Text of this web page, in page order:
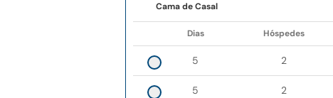
Cama de Casal
Dias Hóspedes
5 2
5 2